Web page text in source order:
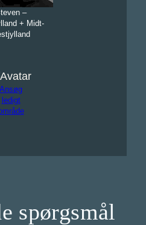
–
+ Midt-
Ansøg
ledigt
spørgsmål